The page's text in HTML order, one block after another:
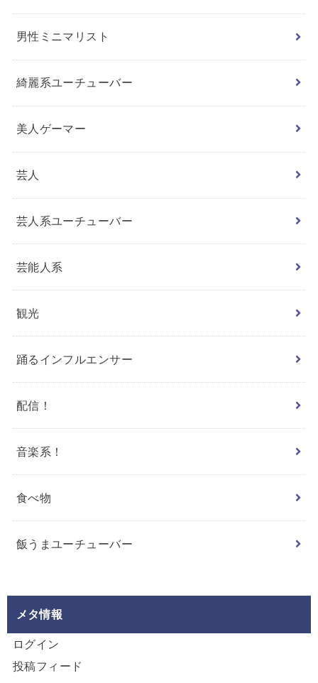
男性ミニマリスト
綺麗系ユーチューバー
美人ゲーマー
芸人
芸人系ユーチューバー
芸能人系
観光
踊るインフルエンサー
配信！
音楽系！
食べ物
飯うまユーチューバー
メタ情報
ログイン
投稿フィード